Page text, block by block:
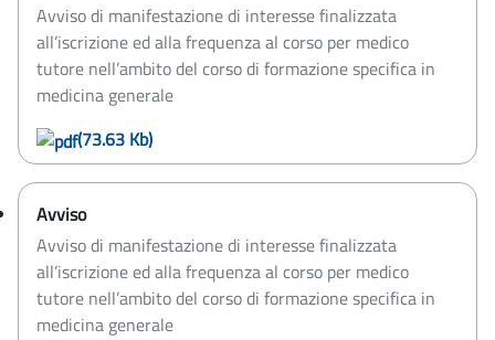
Avviso di manifestazione di interesse finalizzata
all’iscrizione ed alla frequenza al corso per medico
tutore nell’ambito del corso di formazione specifica in
medicina generale
(73.63 Kb)
Avviso
Avviso di manifestazione di interesse finalizzata
all’iscrizione ed alla frequenza al corso per medico
tutore nell’ambito del corso di formazione specifica in
medicina generale